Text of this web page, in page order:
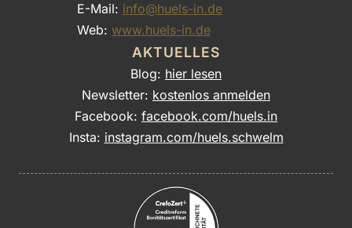
E-Mail: info@huels-in.de
Web: www.huels-in.de
AKTUELLES
Blog: hier lesen
Newsletter: kostenlos anmelden
Facebook: facebook.com/huels.in
Insta: instagram.com/huels.schwelm